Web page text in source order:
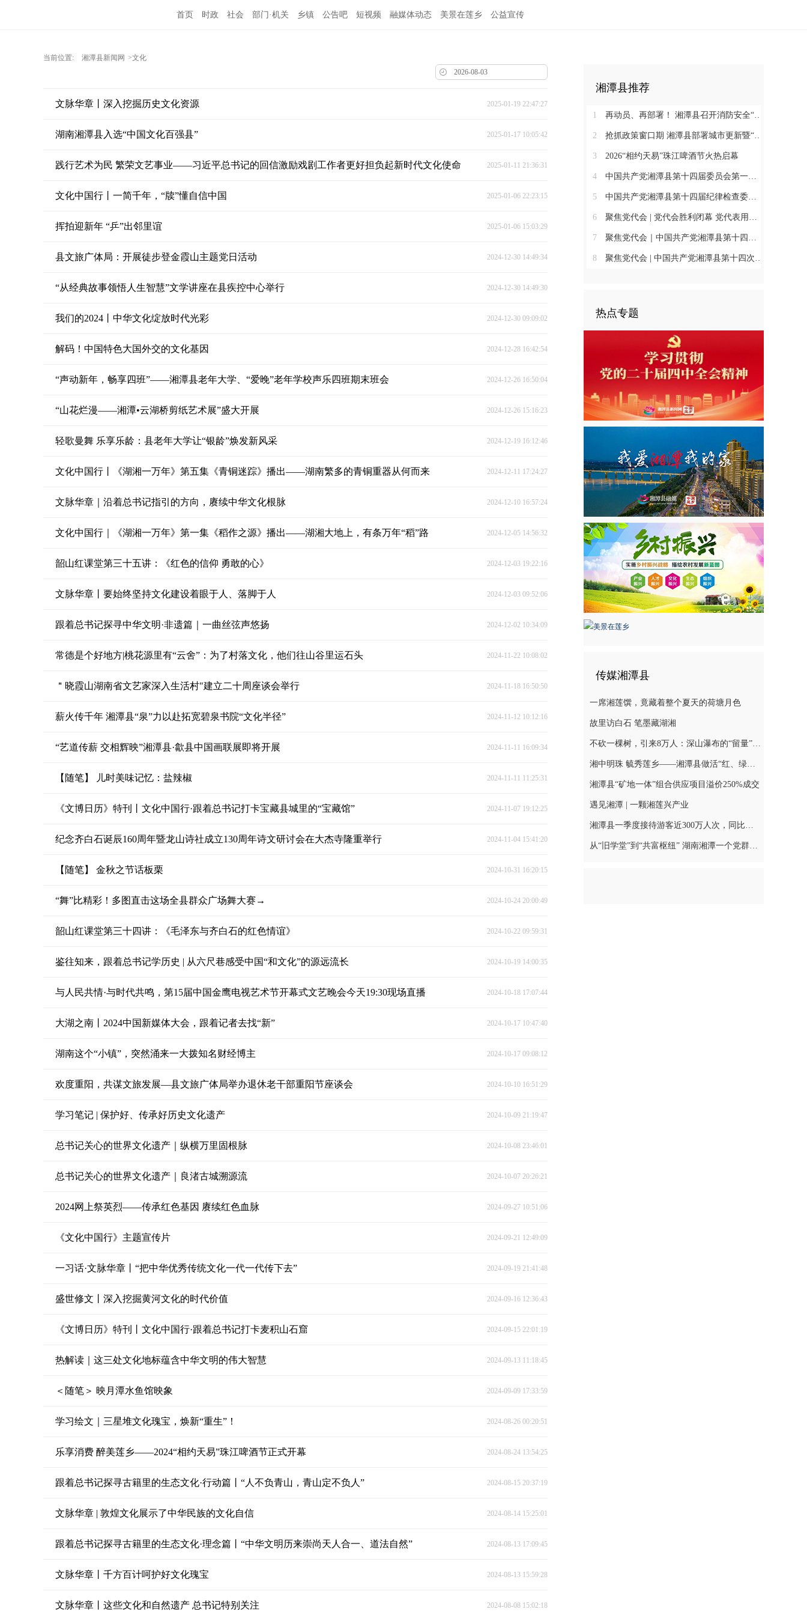
首页 时政 社会 部门·机关 乡镇 公告吧 短视频 融媒体动态 美景在莲乡 公益宣传
当前位置: 湘潭县新闻网 >文化
文脉华章丨深入挖掘历史文化资源 2025-01-19 22:47:27
湖南湘潭县入选“中国文化百强县” 2025-01-17 10:05:42
践行艺术为民 繁荣文艺事业——习近平总书记的回信激励戏剧工作者更好担负起新时代文化使命 2025-01-11 21:36:31
文化中国行丨一简千年，“牍”懂自信中国 2025-01-06 22:23:15
挥拍迎新年 “乒”出邻里谊 2025-01-06 15:03:29
县文旅广体局：开展徒步登金霞山主题党日活动 2024-12-30 14:49:34
“从经典故事领悟人生智慧”文学讲座在县疾控中心举行 2024-12-30 14:49:30
我们的2024丨中华文化绽放时代光彩 2024-12-30 09:09:02
解码！中国特色大国外交的文化基因 2024-12-28 16:42:54
“声动新年，畅享四班”——湘潭县老年大学、“爱晚”老年学校声乐四班期末班会 2024-12-26 16:50:04
“山花烂漫——湘潭•云湖桥剪纸艺术展”盛大开展 2024-12-26 15:16:23
轻歌曼舞 乐享乐龄：县老年大学让“银龄”焕发新风采 2024-12-19 16:12:46
文化中国行丨《湖湘一万年》第五集《青铜迷踪》播出——湖南繁多的青铜重器从何而来 2024-12-11 17:24:27
文脉华章｜沿着总书记指引的方向，赓续中华文化根脉 2024-12-10 16:57:24
文化中国行｜《湖湘一万年》第一集《稻作之源》播出——湖湘大地上，有条万年“稻”路 2024-12-05 14:56:32
韶山红课堂第三十五讲：《红色的信仰 勇敢的心》 2024-12-03 19:22:16
文脉华章丨要始终坚持文化建设着眼于人、落脚于人 2024-12-03 09:52:06
跟着总书记探寻中华文明·非遗篇｜一曲丝弦声悠扬 2024-12-02 10:34:09
常德是个好地方|桃花源里有“云舍”：为了村落文化，他们往山谷里运石头 2024-11-22 10:08:02
＂晓霞山湖南省文艺家深入生活村"建立二十周座谈会举行 2024-11-18 16:50:50
薪火传千年 湘潭县“泉”力以赴拓宽碧泉书院“文化半径” 2024-11-12 10:12:16
“艺道传薪 交相辉映”湘潭县·歙县中国画联展即将开展 2024-11-11 16:09:34
【随笔】 儿时美味记忆：盐辣椒 2024-11-11 11:25:31
《文博日历》特刊丨文化中国行·跟着总书记打卡宝藏县城里的“宝藏馆” 2024-11-07 19:12:25
纪念齐白石诞辰160周年暨龙山诗社成立130周年诗文研讨会在大杰寺隆重举行 2024-11-04 15:41:20
【随笔】 金秋之节话板栗 2024-10-31 16:20:15
“舞”比精彩！多图直击这场全县群众广场舞大赛→ 2024-10-24 20:00:49
韶山红课堂第三十四讲：《毛泽东与齐白石的红色情谊》 2024-10-22 09:59:31
鉴往知来，跟着总书记学历史 | 从六尺巷感受中国“和文化”的源远流长 2024-10-19 14:00:35
与人民共情·与时代共鸣，第15届中国金鹰电视艺术节开幕式文艺晚会今天19:30现场直播 2024-10-18 17:07:44
大湖之南丨2024中国新媒体大会，跟着记者去找“新” 2024-10-17 10:47:40
湖南这个“小镇”，突然涌来一大拨知名财经博主 2024-10-17 09:08:12
欢度重阳，共谋文旅发展—县文旅广体局举办退休老干部重阳节座谈会 2024-10-10 16:51:29
学习笔记 | 保护好、传承好历史文化遗产 2024-10-09 21:19:47
总书记关心的世界文化遗产｜纵横万里固根脉 2024-10-08 23:46:01
总书记关心的世界文化遗产｜良渚古城溯源流 2024-10-07 20:26:21
2024网上祭英烈——传承红色基因 赓续红色血脉 2024-09-27 10:51:06
《文化中国行》主题宣传片 2024-09-21 12:49:09
一习话·文脉华章丨“把中华优秀传统文化一代一代传下去” 2024-09-19 21:41:48
盛世修文丨深入挖掘黄河文化的时代价值 2024-09-16 12:36:43
《文博日历》特刊丨文化中国行·跟着总书记打卡麦积山石窟 2024-09-15 22:01:19
热解读｜这三处文化地标蕴含中华文明的伟大智慧 2024-09-13 11:18:45
＜随笔＞ 映月潭水鱼馆映象 2024-09-09 17:33:59
学习绘文｜三星堆文化瑰宝，焕新“重生”！ 2024-08-26 00:20:51
乐享消费 醉美莲乡——2024“相约天易”珠江啤酒节正式开幕 2024-08-24 13:54:25
跟着总书记探寻古籍里的生态文化·行动篇丨“人不负青山，青山定不负人” 2024-08-15 20:37:19
文脉华章 | 敦煌文化展示了中华民族的文化自信 2024-08-14 15:25:01
跟着总书记探寻古籍里的生态文化·理念篇丨“中华文明历来崇尚天人合一、道法自然” 2024-08-13 17:09:45
文脉华章丨千方百计呵护好文化瑰宝 2024-08-13 15:59:28
文脉华章丨这些文化和自然遗产 总书记特别关注 2024-08-08 15:02:18
湘潭县推荐
1 再动员、再部署！ 湘潭县召开消防安全“十大重点攻坚”行动工作推进会
2 抢抓政策窗口期 湘潭县部署城市更新暨“六张网”争资争项工作
3 2026“相约天易”珠江啤酒节火热启幕
4 中国共产党湘潭县第十四届委员会第一次全体会议举行
5 中国共产党湘潭县第十四届纪律检查委员会第一次全体会议召开
6 聚焦党代会 | 党代会胜利闭幕 党代表用实干书写“初心答卷”
7 聚焦党代会｜中国共产党湘潭县第十四次代表大会胜利闭幕
8 聚焦党代会 | 中国共产党湘潭县第十四次代表大会举行第三次全体代表会议
热点专题
传媒湘潭县
一席湘莲馔，竟藏着整个夏天的荷塘月色
故里访白石 笔墨藏湖湘
不砍一棵树，引来8万人：深山瀑布的“留量”之道
湘中明珠 毓秀莲乡——湘潭县做活“红、绿、古、特”文旅融合文章
湘潭县“矿地一体”组合供应项目溢价250%成交
遇见湘潭 | 一颗湘莲兴产业
湘潭县一季度接待游客近300万人次，同比增长16.41%
从“旧学堂”到“共富枢纽” 湖南湘潭一个党群服务中心的“云端”转型